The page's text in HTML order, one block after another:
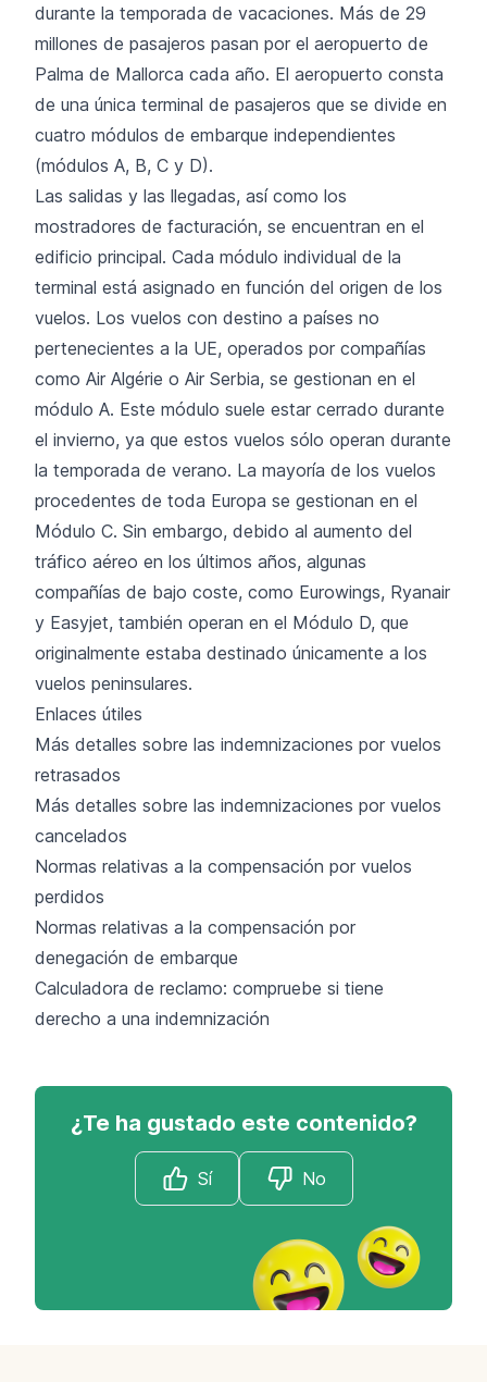
durante la temporada de vacaciones. Más de 29
millones de pasajeros pasan por el aeropuerto de
Palma de Mallorca cada año. El aeropuerto consta
de una única terminal de pasajeros que se divide en
cuatro módulos de embarque independientes
(módulos A, B, C y D).
Las salidas y las llegadas, así como los
mostradores de facturación, se encuentran en el
edificio principal. Cada módulo individual de la
terminal está asignado en función del origen de los
vuelos. Los vuelos con destino a países no
pertenecientes a la UE, operados por compañías
como Air Algérie o Air Serbia, se gestionan en el
módulo A. Este módulo suele estar cerrado durante
el invierno, ya que estos vuelos sólo operan durante
la temporada de verano. La mayoría de los vuelos
procedentes de toda Europa se gestionan en el
Módulo C. Sin embargo, debido al aumento del
tráfico aéreo en los últimos años, algunas
compañías de bajo coste, como Eurowings, Ryanair
y Easyjet, también operan en el Módulo D, que
originalmente estaba destinado únicamente a los
vuelos peninsulares.
Enlaces útiles
Más detalles sobre las indemnizaciones por vuelos
retrasados
Más detalles sobre las indemnizaciones por vuelos
cancelados
Normas relativas a la compensación por vuelos
perdidos
Normas relativas a la compensación por
denegación de embarque
Calculadora de reclamo: compruebe si tiene
derecho a una indemnización
¿Te ha gustado este contenido?
Sí No